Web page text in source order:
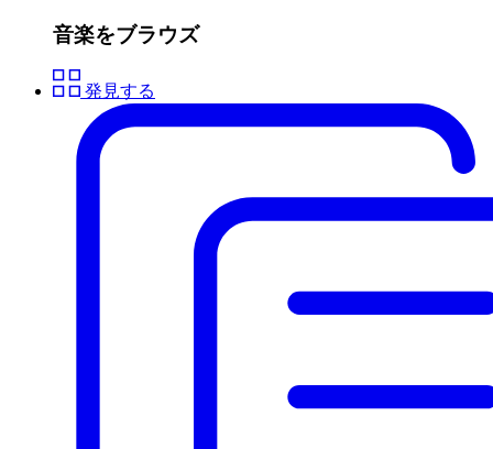
音楽をブラウズ
発見する